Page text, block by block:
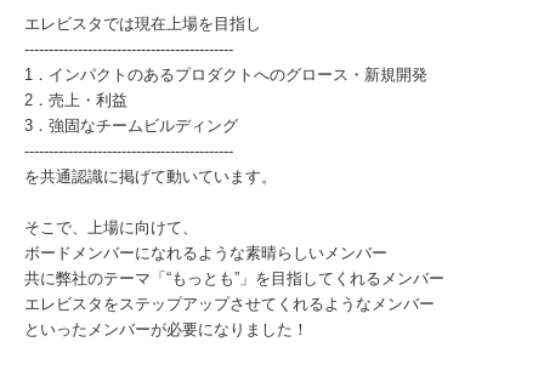
エレビスタでは現在上場を目指し
-------------------------------------------
1．インパクトのあるプロダクトへのグロース・新規開発
2．売上・利益
3．強固なチームビルディング
-------------------------------------------
を共通認識に掲げて動いています。
そこで、上場に向けて、
ボードメンバーになれるような素晴らしいメンバー
共に弊社のテーマ「“もっとも”」を目指してくれるメンバー
エレビスタをステップアップさせてくれるようなメンバー
といったメンバーが必要になりました！